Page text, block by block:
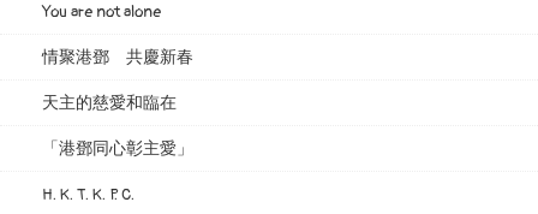
You are not alone
情聚港鄧 共慶新春
天主的慈愛和臨在
「港鄧同心彰主愛」
H. K. T. K. P. C.